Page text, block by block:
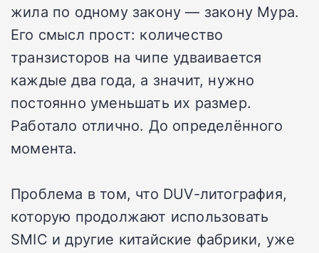
жила по одному закону — закону Мура.
Его смысл прост: количество
транзисторов на чипе удваивается
каждые два года, а значит, нужно
постоянно уменьшать их размер.
Работало отлично. До определённого
момента.
Проблема в том, что DUV-литография,
которую продолжают использовать
SMIC и другие китайские фабрики, уже